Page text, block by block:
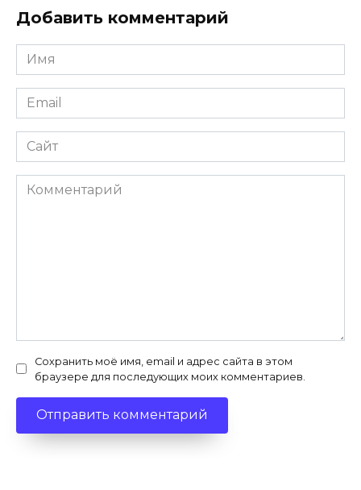
Добавить комментарий
Имя
*
Email
*
Сайт
Комментарий
Сохранить моё имя, email и адрес сайта в этом
браузере для последующих моих комментариев.